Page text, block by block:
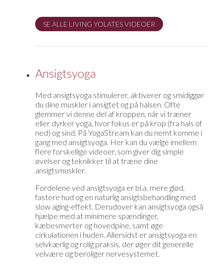
SE ALLE LIVING YOLATES VIDEOER
Ansigtsyoga
Med ansigtsyoga stimulerer, aktiverer og smidiggør
du dine muskler i ansigtet og på halsen. Ofte
glemmer vi denne del af kroppen, når vi træner
eller dyrker yoga, hvor fokus er på krop (fra hals of
ned) og sind. På YogaStream kan du nemt komme i
gang med ansigtsyoga. Her kan du vælge imellem
flere forskellige videoer, som giver dig simple
øvelser og teknikker til at træne dine
ansigtsmuskler.
Fordelene ved ansigtsyoga er bl.a. mere glød,
fastere hud og en naturlig ansigtsbehandling med
slow aging-effekt. Derudover kan ansigtsyoga også
hjælpe med at minimere spændinger,
kæbesmerter og hovedpine, samt øge
cirkulationen i huden. Allersidst er ansigtsyoga en
selvkærlig og rolig praksis, der øger dit generelle
velvære og beroliger nervesystemet.